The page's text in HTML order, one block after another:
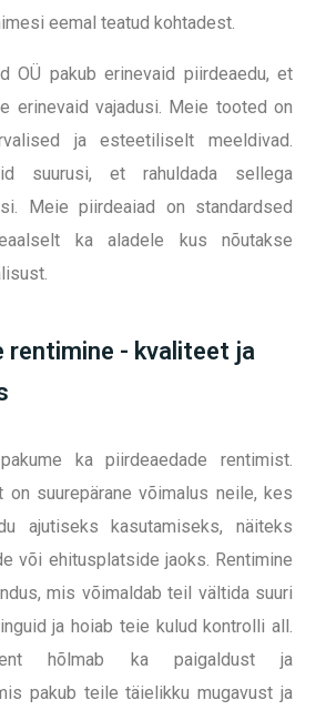
eemal teatud kohtadest.
OÜ pakub erinevaid piirdeaedu, et
erinevaid vajadusi. Meie tooted on
ja esteetiliselt meeldivad.
suurusi, et rahuldada sellega
Meie piirdeaiad on standardsed
ka aladele kus nõutakse
rentimine - kvaliteet ja
ka piirdeaedade rentimist.
on suurepärane võimalus neile, kes
ajutiseks kasutamiseks, näiteks
või ehitusplatside jaoks. Rentimine
mis võimaldab teil vältida suuri
ja hoiab teie kulud kontrolli all.
hõlmab ka paigaldust ja
pakub teile täielikku mugavust ja